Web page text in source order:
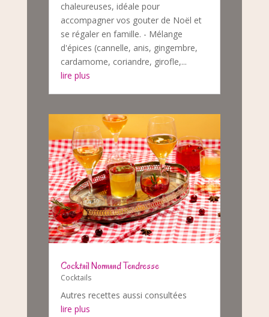
chaleureuses, idéale pour
accompagner vos gouter de Noël et
se régaler en famille. - Mélange
d'épices (cannelle, anis, gingembre,
cardamome, coriandre, girofle,...
lire plus
Cocktail Normand Tendresse
Cocktails
Autres recettes aussi consultées
lire plus